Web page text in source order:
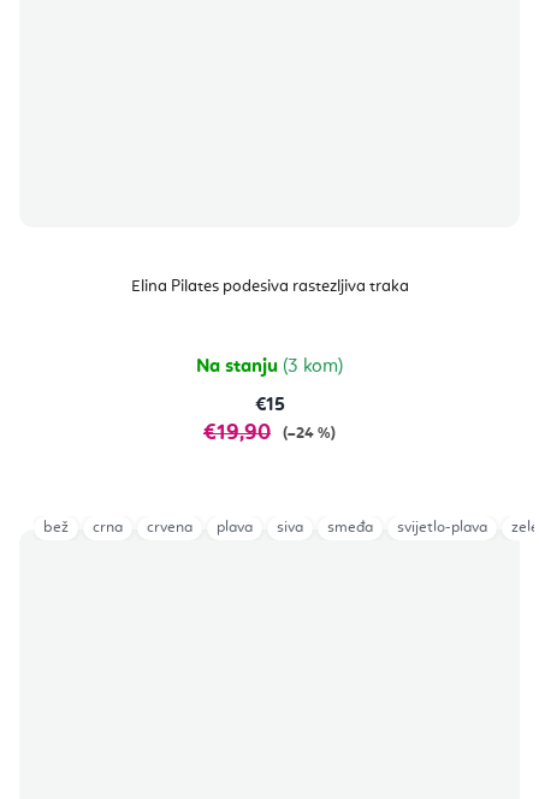
Elina Pilates podesiva rastezljiva traka
Na stanju (3 kom)
€15
€19,90 (–24 %)
bež crna crvena plava siva smeđa svijetlo-plava